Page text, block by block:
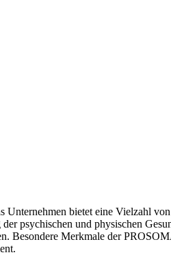
bietet eine Vielzahl
psychischen und physischen
Besondere Merkmale der